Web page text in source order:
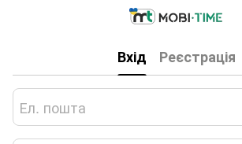
Вхід Реєстрація